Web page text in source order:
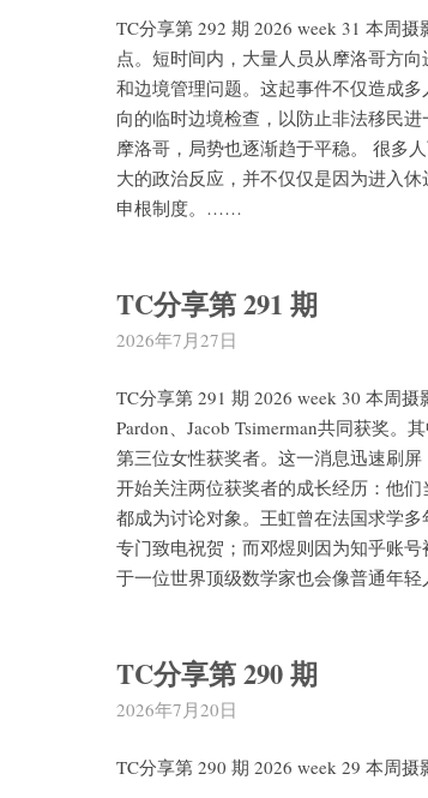
TC分享第 292 期 2026 week 31 本周
点。短时间内，大量人员从摩洛哥方
和边境管理问题。这起事件不仅造成
向的临时边境检查，以防止非法移民
摩洛哥，局势也逐渐趋于平稳。 很多
大的政治反应，并不仅仅是因为进入
申根制度。……
TC分享第 291 期
2026年7月27日
TC分享第 291 期 2026 week 30 本周
Pardon、Jacob Tsimerman共同获奖
第三位女性获奖者。这一消息迅速刷
开始关注两位获奖者的成长经历：他
都成为讨论对象。王虹曾在法国求学
专门致电祝贺；而邓煜则因为知乎账
于一位世界顶级数学家也会像普通年
TC分享第 290 期
2026年7月20日
TC分享第 290 期 2026 week 29 本周